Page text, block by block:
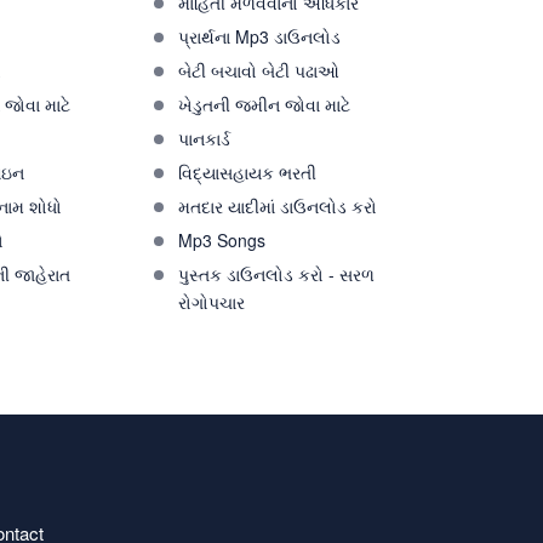
પ્રાર્થના Mp3 ડાઉનલોડ
બેટી બચાવો બેટી પઢાઓ
માટે
ખેડુતની જમીન જોવા માટે
પાનકાર્ડ
વિદ્યાસહાયક ભરતી
શોધો
મતદાર યાદીમાં ડાઉનલોડ કરો
Mp3 Songs
જાહેરાત
પુસ્તક ડાઉનલોડ કરો - સરળ
રોગોપચાર